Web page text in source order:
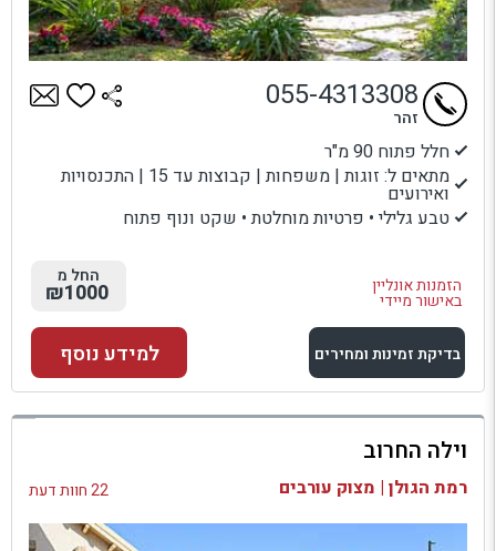
חלל פתוח 90 מ"ר
מתאים ל: זוגות | משפחות | קבוצות עד 15 | התכנסויות
ואירועים
טבע גלילי • פרטיות מוחלטת • שקט ונוף פתוח
הזמנות אונליין
באישור מיידי
055-4313308
זהר
החל מ
₪1000
בדיקת זמינות ומחירים
למתחם זה
בדיקת זמינות ומחירים
למידע נוסף
וילה החרוב
רמת הגולן | מצוק עורבים 22 חוות דעת